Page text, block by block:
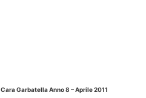
Cara Garbatella Anno 8 – Aprile 2011